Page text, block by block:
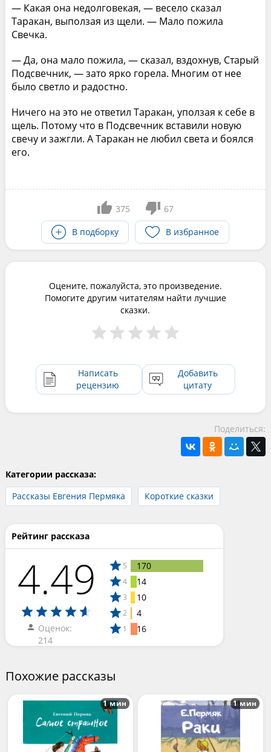
— Какая она недолговекая, — весело сказал
Таракан, выползая из щели. — Мало пожила
Свечка.
— Да, она мало пожила, — сказал, вздохнув, Старый
Подсвечник, — зато ярко горела. Многим от нее
было светло и радостно.
Ничего на это не ответил Таракан, уползая к себе в
щель. Потому что в Подсвечник вставили новую
свечу и зажгли. А Таракан не любил света и боялся
его.
375
67
В подборку
В избранное
Оцените, пожалуйста, это произведение.
Помогите другим читателям найти лучшие
сказки.
Написать
рецензию
Добавить
цитату
Поделиться:
Категории рассказа:
Рассказы Евгения Пермяка
Короткие сказки
Рейтинг рассказа
4.49
Оценок:
214
5 170
4 14
3 10
2 4
1 16
Похожие рассказы
1 мин 1 мин